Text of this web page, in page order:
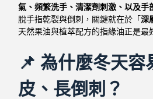
氣、頻繁洗手、清潔劑刺激、以及手
脫手指乾裂與倒刺，關鍵就在於「深
天然果油與植萃配方的指緣油正是最
📌 為什麼冬天容
皮、長倒刺？